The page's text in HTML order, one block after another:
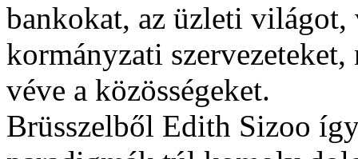
bankokat, az üzleti
kormányzati
véve a közösségeket.
Brüsszelből Edith Sizoo